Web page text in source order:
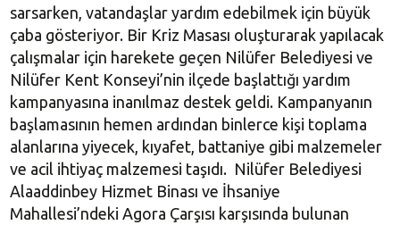
sarsarken, vatandaşlar yardım edebilmek için büyük
çaba gösteriyor. Bir Kriz Masası oluşturarak yapılacak
çalışmalar için harekete geçen Nilüfer Belediyesi ve
Nilüfer Kent Konseyi’nin ilçede başlattığı yardım
kampanyasına inanılmaz destek geldi. Kampanyanın
başlamasının hemen ardından binlerce kişi toplama
alanlarına yiyecek, kıyafet, battaniye gibi malzemeler
ve acil ihtiyaç malzemesi taşıdı. Nilüfer Belediyesi
Alaaddinbey Hizmet Binası ve İhsaniye
Mahallesi’ndeki Agora Çarşısı karşısında bulunan